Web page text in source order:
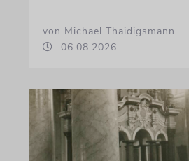
von Michael Thaidigsmann
06.08.2026